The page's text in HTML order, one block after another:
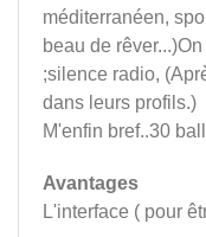
méditerranéen,
beau de
;silence radio,
dans leurs profils.)
M'enfin bref..30
Avantages
L'interface ( pour